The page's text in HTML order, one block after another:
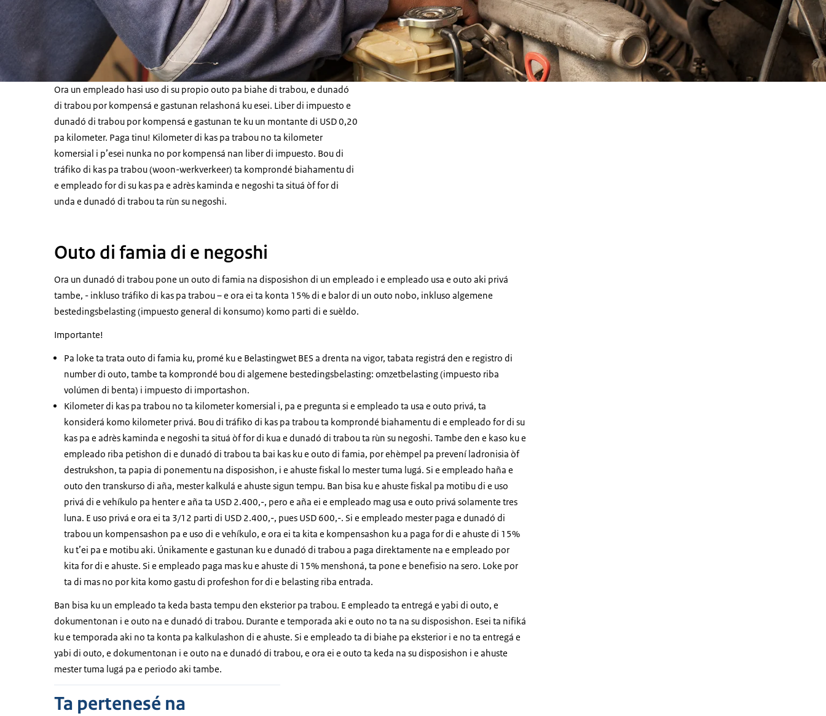
Ora un empleado hasi uso di su propio outo pa biahe di trabou, e dunadó
di trabou por kompensá e gastunan relashoná ku esei. Liber di impuesto e
dunadó di trabou por kompensá e gastunan te ku un montante di USD 0,20
pa kilometer. Paga tinu! Kilometer di kas pa trabou no ta kilometer
komersial i p’esei nunka no por kompensá nan liber di impuesto. Bou di
tráfiko di kas pa trabou (woon-werkverkeer) ta komprondé biahamentu di
e empleado for di su kas pa e adrès kaminda e negoshi ta situá òf for di
unda e dunadó di trabou ta rùn su negoshi.
Outo di famia di e negoshi
Ora un dunadó di trabou pone un outo di famia na disposishon di un empleado i e empleado usa e outo aki privá
tambe, - inkluso tráfiko di kas pa trabou – e ora ei ta konta 15% di e balor di un outo nobo, inkluso algemene
bestedingsbelasting(impuesto general di konsumo) komo parti di e suèldo.
Importante!
Pa loke ta trata outo di famia ku, promé ku e Belastingwet BES a drenta na vigor, tabata registrá den e registro di
number di outo, tambe ta komprondé bou di algemene bestedingsbelasting: omzetbelasting(impuesto riba
volúmen di benta) i impuesto di importashon.
Kilometer di kas pa trabou no ta kilometer komersial i, pa e pregunta si e empleado ta usa e outo privá, ta
konsiderá komo kilometer privá. Bou di tráfiko di kas pa trabou ta komprondé biahamentu di e empleado for di su
kas pa e adrès kaminda e negoshi ta situá òf for di kua e dunadó di trabou ta rùn su negoshi. Tambe den e kaso ku e
empleado riba petishon di e dunadó di trabou ta bai kas ku e outo di famia, por ehèmpel pa prevení ladronisia òf
destrukshon, ta papia di ponementu na disposishon, i e ahuste fiskal lo mester tuma lugá. Si e empleado haña e
outo den transkurso di aña, mester kalkulá e ahuste sigun tempu. Ban bisa ku e ahuste fiskal pa motibu di e uso
privá di e vehíkulo pa henter e aña ta USD 2.400,-, pero e aña ei e empleado mag usa e outo privá solamente tres
luna. E uso privá e ora ei ta 3/12 parti di USD 2.400,-, pues USD 600,-. Si e empleado mester paga e dunadó di
trabou un kompensashon pa e uso di e vehíkulo, e ora ei ta kita e kompensashon ku a paga for di e ahuste di 15%
ku t’ei pa e motibu aki. Únikamente e gastunan ku e dunadó di trabou a paga direktamente na e empleado por
kita for di e ahuste. Si e empleado paga mas ku e ahuste di 15% menshoná, ta pone e benefisio na sero. Loke por
ta di mas no por kita komo gastu di profeshon for di e belasting riba entrada.
Ban bisa ku un empleado ta keda basta tempu den eksterior pa trabou. E empleado ta entregá e yabi di outo, e
dokumentonan i e outo na e dunadó di trabou. Durante e temporada aki e outo no ta na su disposishon. Esei ta nifiká
ku e temporada aki no ta konta pa kalkulashon di e ahuste. Si e empleado ta di biahe pa eksterior i e no ta entregá e
yabi di outo, e dokumentonan i e outo na e dunadó di trabou, e ora ei e outo ta keda na su disposishon i e ahuste
mester tuma lugá pa e periodo aki tambe.
Ta pertenesé na